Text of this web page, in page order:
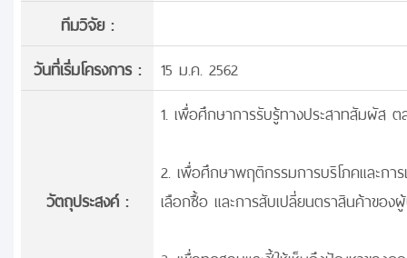
ทีมวิจัย :
วันที่เริ่มโครงการ :
15 ม.ค. 2562
วัตถุประสงค์ :
1. เพื่อศึกษาการรับรู้ทางประสาทสัมผัส
2. เพื่อศึกษาพฤติกรรมการบริโภคและก
เลือกซื้อ และการสับเปลี่ยนตราสินค้าของ